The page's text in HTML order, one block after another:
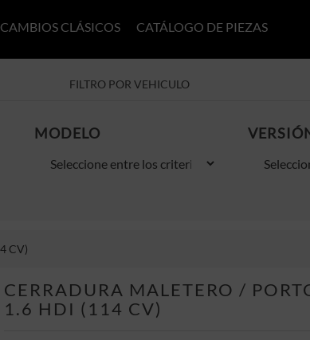
CLÁSICOS CATÁLOGO DE PIEZAS
FILTRO POR VEHICULO
MODELO
CV)
CERRADURA MALETERO /
1.6 HDI (114 CV)